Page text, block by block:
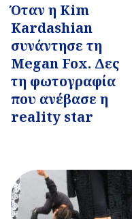
Όταν η Kim
Kardashian
συνάντησε τη
Megan Fox. Δες
τη φωτογραφία
που ανέβασε η
reality star